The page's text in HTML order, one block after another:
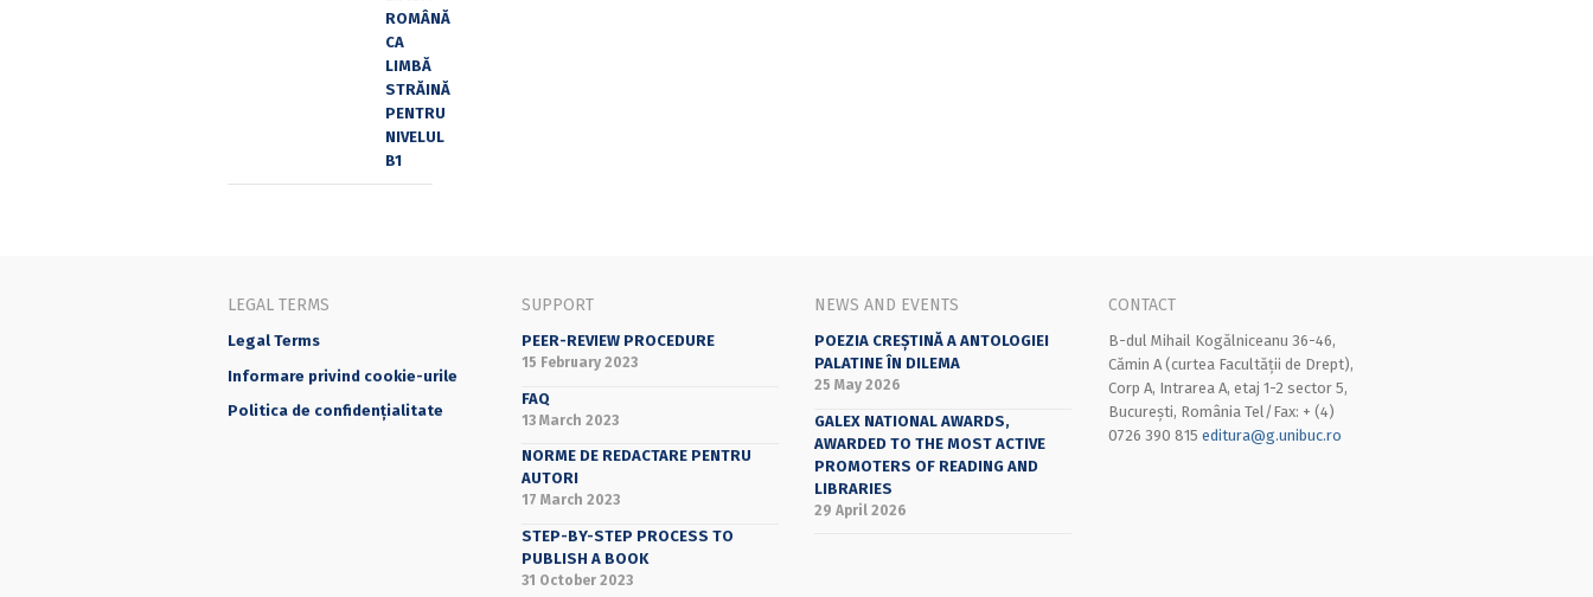
LEGAL TERMS
Legal Terms
Informare privind cookie-urile
Politica de confidențialitate
SUPPORT
PEER-REVIEW PROCEDURE
15 February 2023
FAQ
13 March 2023
NORME DE REDACTARE PENTRU
AUTORI
17 March 2023
STEP-BY-STEP PROCESS TO
PUBLISH A BOOK
31 October 2023
NEWS AND EVENTS
POEZIA CREȘTINĂ A ANTOLOGIEI
PALATINE ÎN DILEMA
25 May 2026
GALEX NATIONAL AWARDS,
AWARDED TO THE MOST ACTIVE
PROMOTERS OF READING AND
LIBRARIES
29 April 2026
CONTACT
B-dul Mihail Kogălniceanu 36-46,
Cămin A (curtea Facultății de Drept),
Corp A, Intrarea A, etaj 1-2 sector 5,
București, România Tel/Fax: + (4)
0726 390 815 editura@g.unibuc.ro